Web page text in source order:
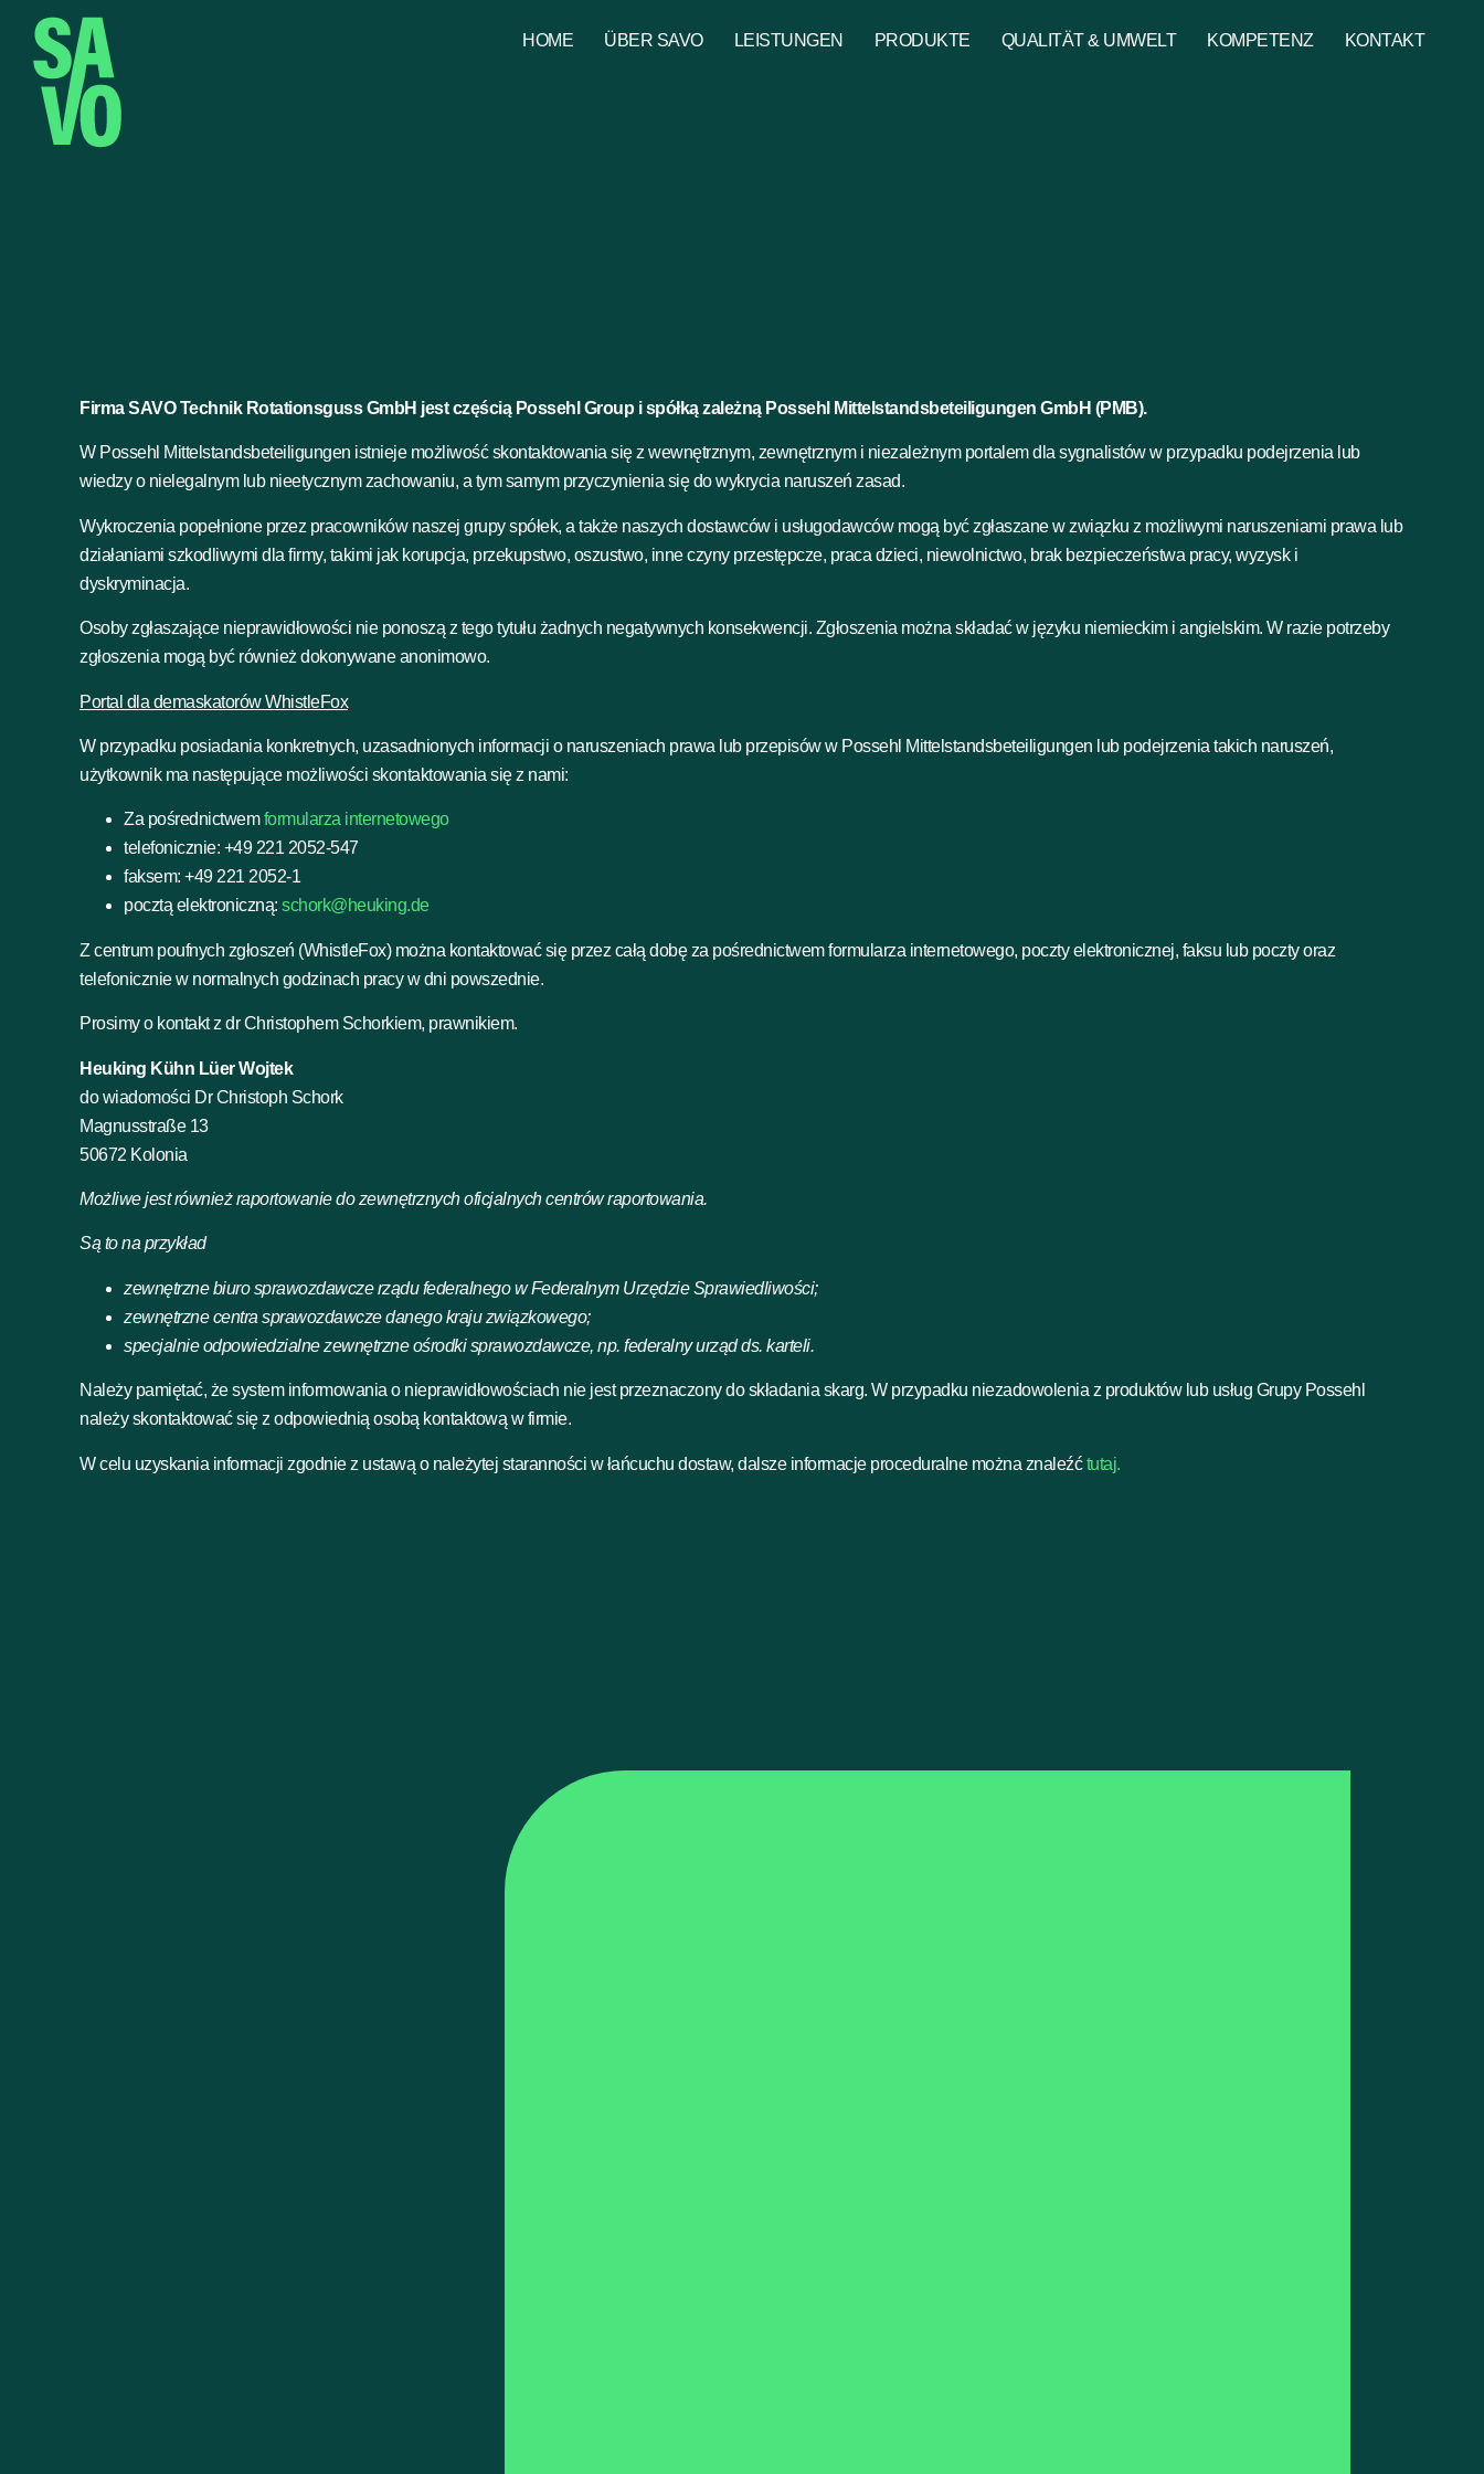
HOME ÜBER SAVO LEISTUNGEN PRODUKTE QUALITÄT & UMWELT KOMPETENZ KONTAKT
Firma SAVO Technik Rotationsguss GmbH jest częścią Possehl Group i spółką zależną Possehl Mittelstandsbeteiligungen GmbH (PMB).
W Possehl Mittelstandsbeteiligungen istnieje możliwość skontaktowania się z wewnętrznym, zewnętrznym i niezależnym portalem dla sygnalistów w przypadku podejrzenia lub
wiedzy o nielegalnym lub nieetycznym zachowaniu, a tym samym przyczynienia się do wykrycia naruszeń zasad.
Wykroczenia popełnione przez pracowników naszej grupy spółek, a także naszych dostawców i usługodawców mogą być zgłaszane w związku z możliwymi naruszeniami prawa lub
działaniami szkodliwymi dla firmy, takimi jak korupcja, przekupstwo, oszustwo, inne czyny przestępcze, praca dzieci, niewolnictwo, brak bezpieczeństwa pracy, wyzysk i
dyskryminacja.
Osoby zgłaszające nieprawidłowości nie ponoszą z tego tytułu żadnych negatywnych konsekwencji. Zgłoszenia można składać w języku niemieckim i angielskim. W razie potrzeby
zgłoszenia mogą być również dokonywane anonimowo.
Portal dla demaskatorów WhistleFox
W przypadku posiadania konkretnych, uzasadnionych informacji o naruszeniach prawa lub przepisów w Possehl Mittelstandsbeteiligungen lub podejrzenia takich naruszeń,
użytkownik ma następujące możliwości skontaktowania się z nami:
Za pośrednictwemformularza internetowego
telefonicznie: +49 221 2052-547
faksem: +49 221 2052-1
pocztą elektroniczną: schork@heuking.de
Z centrum poufnych zgłoszeń (WhistleFox) można kontaktować się przez całą dobę za pośrednictwem formularza internetowego, poczty elektronicznej, faksu lub poczty oraz
telefonicznie w normalnych godzinach pracy w dni powszednie.
Prosimy o kontakt z dr Christophem Schorkiem, prawnikiem.
Heuking Kühn Lüer Wojtek
do wiadomości Dr Christoph Schork
Magnusstraße 13
50672 Kolonia
Możliwe jest również raportowanie do zewnętrznych oficjalnych centrów raportowania.
Są to na przykład
zewnętrzne biuro sprawozdawcze rządu federalnego w Federalnym Urzędzie Sprawiedliwości;
zewnętrzne centra sprawozdawcze danego kraju związkowego;
specjalnie odpowiedzialne zewnętrzne ośrodki sprawozdawcze, np. federalny urząd ds. karteli.
Należy pamiętać, że system informowania o nieprawidłowościach nie jest przeznaczony do składania skarg. W przypadku niezadowolenia z produktów lub usług Grupy Possehl
należy skontaktować się z odpowiednią osobą kontaktową w firmie.
W celu uzyskania informacji zgodnie z ustawą o należytej staranności w łańcuchu dostaw, dalsze informacje proceduralne można znaleźćtutaj.